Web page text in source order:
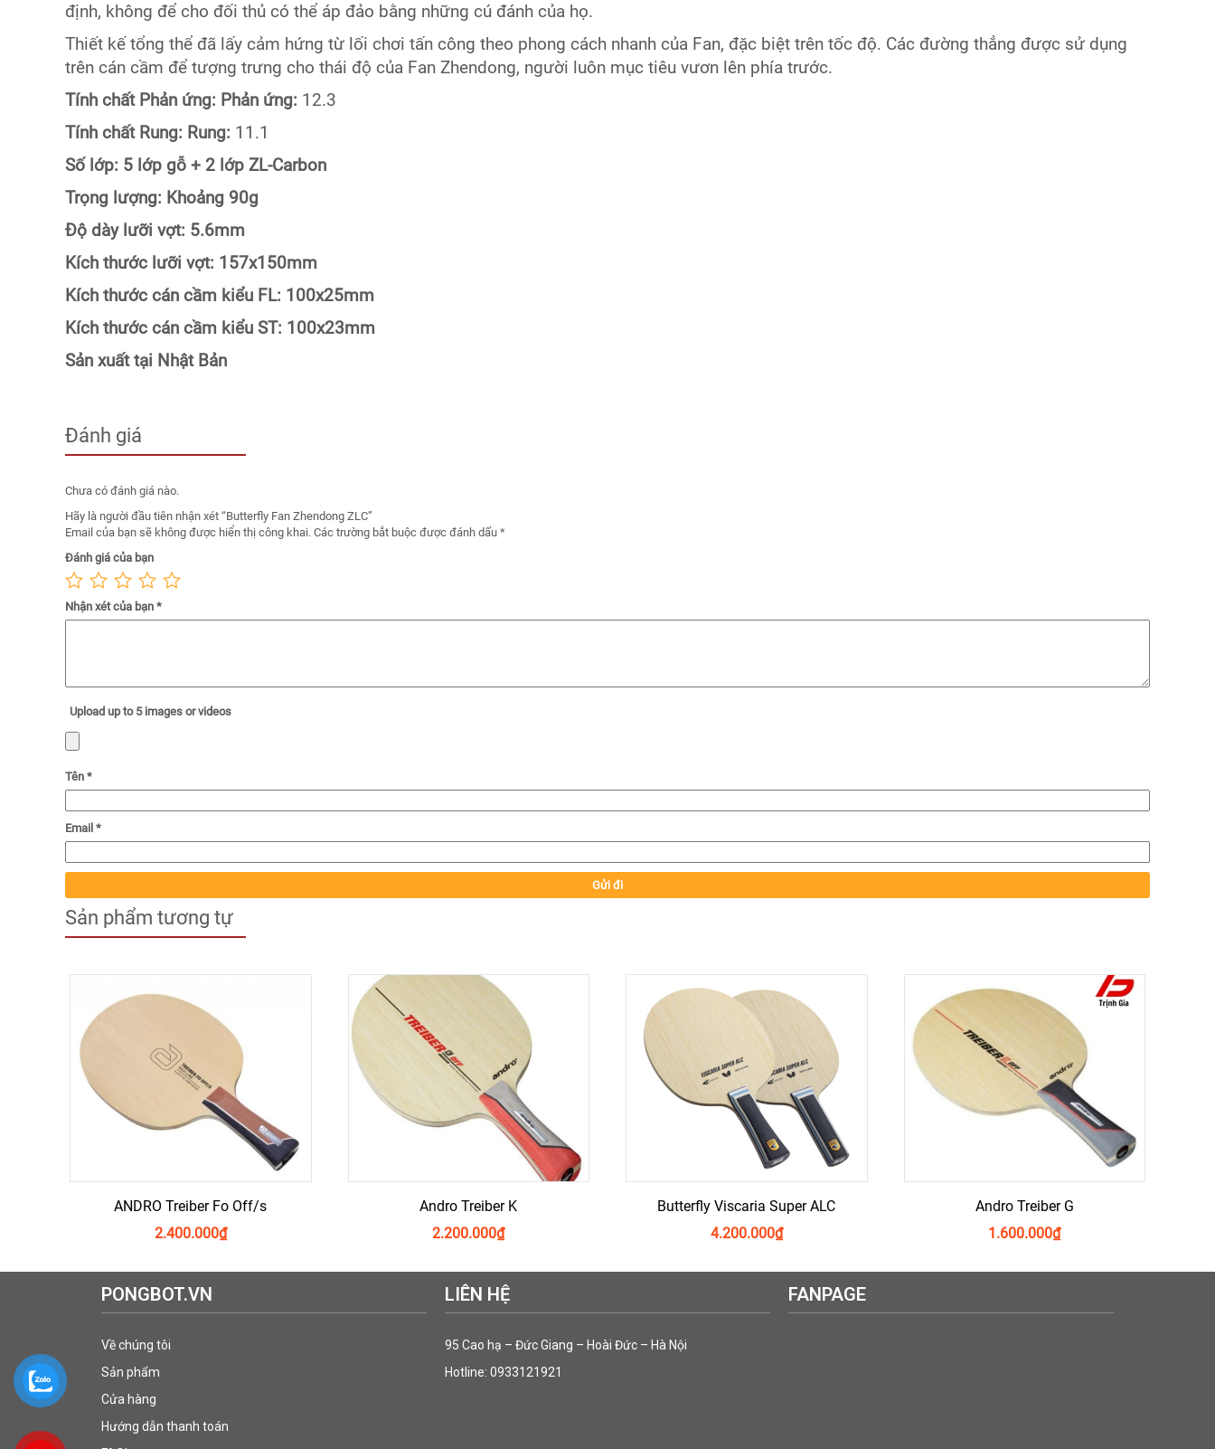
định, không để cho đối thủ có thể áp đảo bằng những cú đánh của họ.
Thiết kế tổng thể đã lấy cảm hứng từ lối chơi tấn công theo phong cách nhanh của Fan, đặc biệt trên tốc độ. Các đường thẳng được sử dụng
trên cán cầm để tượng trưng cho thái độ của Fan Zhendong, người luôn mục tiêu vươn lên phía trước.
Tính chất Phản ứng: Phản ứng: 12.3
Tính chất Rung: Rung: 11.1
Số lớp: 5 lớp gỗ + 2 lớp ZL-Carbon
Trọng lượng: Khoảng 90g
Độ dày lưỡi vợt: 5.6mm
Kích thước lưỡi vợt: 157x150mm
Kích thước cán cầm kiểu FL: 100x25mm
Kích thước cán cầm kiểu ST: 100x23mm
Sản xuất tại Nhật Bản
Đánh giá
Chưa có đánh giá nào.
Hãy là người đầu tiên nhận xét “Butterfly Fan Zhendong ZLC”
Email của bạn sẽ không được hiển thị công khai. Các trường bắt buộc được đánh dấu *
Đánh giá của bạn
Nhận xét của bạn *
Upload up to 5 images or videos
Tên *
Email *
Sản phẩm tương tự
ANDRO Treiber Fo Off/s
₫
2.400.000
Andro Treiber K
₫
2.200.000
Butterfly Viscaria Super ALC
₫
4.200.000
Andro Treiber G
₫
1.600.000
PONGBOT.VN
Về chúng tôi
Sản phẩm
Cửa hàng
Hướng dẫn thanh toán
LIÊN HỆ
95 Cao hạ – Đức Giang – Hoài Đức – Hà Nội
Hotline: 0933121921
FANPAGE